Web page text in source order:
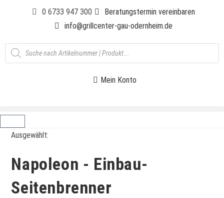
0 6733 947 300
Beratungstermin vereinbaren
info@grillcenter-gau-odernheim.de
Mein Konto
Ausgewählt:
Napoleon - Einbau-
Seitenbrenner